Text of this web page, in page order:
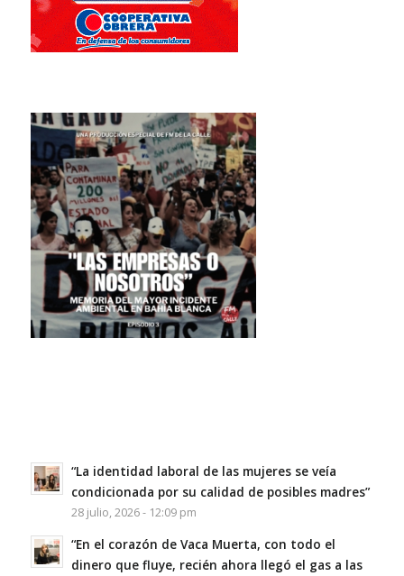
“La identidad laboral de las mujeres se veía
condicionada por su calidad de posibles madres”
28 julio, 2026 - 12:09 pm
“En el corazón de Vaca Muerta, con todo el
dinero que fluye, recién ahora llegó el gas a las